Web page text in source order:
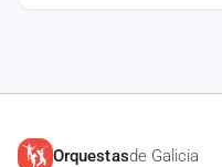
Orquestasde Galicia